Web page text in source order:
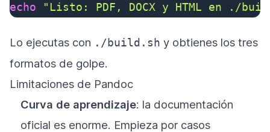
echo
"Listo: PDF, DOCX y HTML en ./
Lo ejecutas con ./build.sh y obtienes los tres
formatos de golpe.
Limitaciones de Pandoc
Curva de aprendizaje: la documentación
oficial es enorme. Empieza por casos